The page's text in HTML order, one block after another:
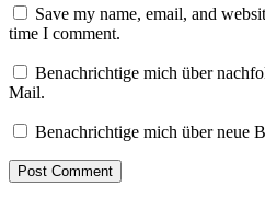
Save my name, email, and
time I comment.
Benachrichtige mich über
Mail.
Benachrichtige mich über neue